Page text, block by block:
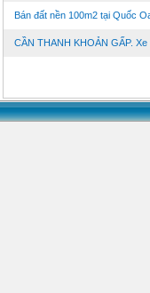
Bán đất nền 100m2 tại Quốc
CẦN THANH KHOẢN GẤP. Xe